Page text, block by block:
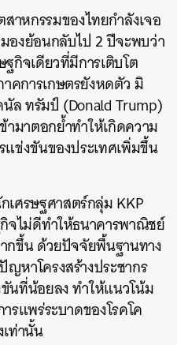
หกรรมของไทยกำลังเจอ
องย้อนกลับไป 2 ปีจะพบว่า
กิจเดียวที่มีการเติบโต
คการเกษตรยังหดตัว มิ
ล ทรัมป์ (Donald Trump)
ามาตอกย้ำทำให้เกิดความ
แข่งขันของประเทศเพิ่มขึ้น
เศรษฐศาสตร์กลุ่ม KKP
จไม่ดีทำให้ธนาคารพาณิชย์
กขึ้น ด้วยปัจจัยพื้นฐานทาง
หาโครงสร้างประชากร
นที่น้อยลง ทำให้แนวโน้ม
รแพร่ระบาดของโรคโค
ท่านั้น